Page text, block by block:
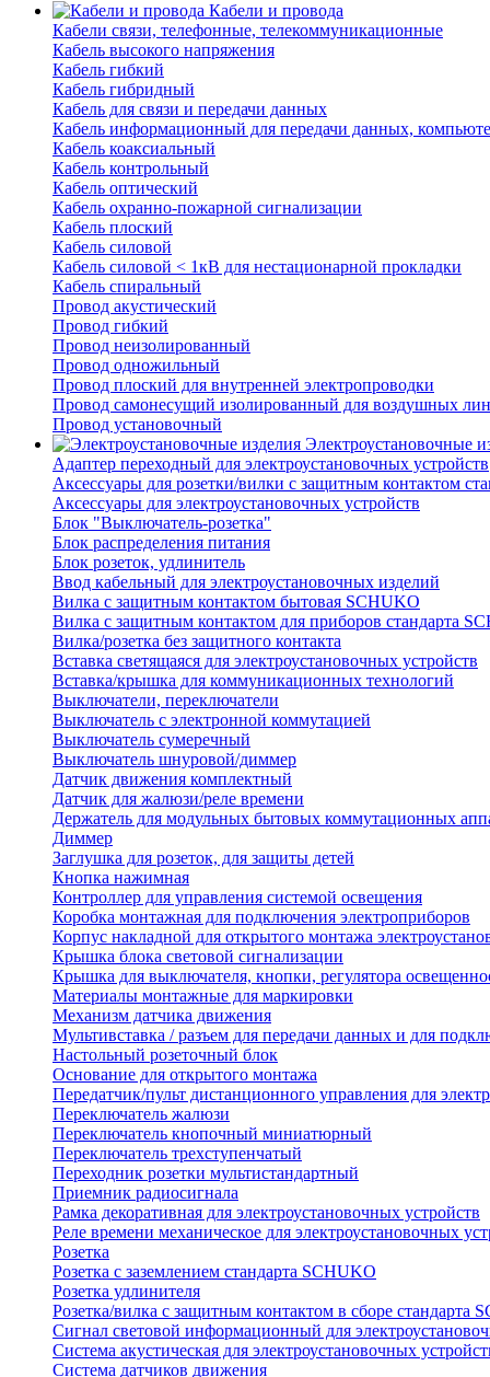
Кабели и провода
Кабели связи, телефонные, телекоммуникационные
Кабель высокого напряжения
Кабель гибкий
Кабель гибридный
Кабель для связи и передачи данных
Кабель информационный для передачи данных,
Кабель коаксиальный
Кабель контрольный
Кабель оптический
Кабель охранно-пожарной сигнализации
Кабель плоский
Кабель силовой
Кабель силовой < 1кВ для нестационарной прокладки
Кабель спиральный
Провод акустический
Провод гибкий
Провод неизолированный
Провод одножильный
Провод плоский для внутренней электропроводки
Провод самонесущий изолированный для воздушных
Провод установочный
Электроустановочные
Адаптер переходный для электроустановочных устройств
Аксессуары для розетки/вилки с защитным контактом
Аксессуары для электроустановочных устройств
Блок "Выключатель-розетка"
Блок распределения питания
Блок розеток, удлинитель
Ввод кабельный для электроустановочных изделий
Вилка с защитным контактом бытовая SCHUKO
Вилка с защитным контактом для приборов стандарта
Вилка/розетка без защитного контакта
Вставка светящаяся для электроустановочных устройств
Вставка/крышка для коммуникационных технологий
Выключатели, переключатели
Выключатель с электронной коммутацией
Выключатель сумеречный
Выключатель шнуровой/диммер
Датчик движения комплектный
Датчик для жалюзи/реле времени
Держатель для модульных бытовых коммутационных
Диммер
Заглушка для розеток, для защиты детей
Кнопка нажимная
Контроллер для управления системой освещения
Коробка монтажная для подключения электроприборов
Корпус накладной для открытого монтажа
Крышка блока световой сигнализации
Крышка для выключателя, кнопки, регулятора
Материалы монтажные для маркировки
Механизм датчика движения
Мультивставка / разъем для передачи данных и для
Настольный розеточный блок
Основание для открытого монтажа
Передатчик/пульт дистанционного управления для
Переключатель жалюзи
Переключатель кнопочный миниатюрный
Переключатель трехступенчатый
Переходник розетки мультистандартный
Приемник радиосигнала
Рамка декоративная для электроустановочных устройств
Реле времени механическое для электроустановочных
Розетка
Розетка с заземлением стандарта SCHUKO
Розетка удлинителя
Розетка/вилка с защитным контактом в сборе стандарта
Сигнал световой информационный для
Система акустическая для электроустановочных
Система датчиков движения